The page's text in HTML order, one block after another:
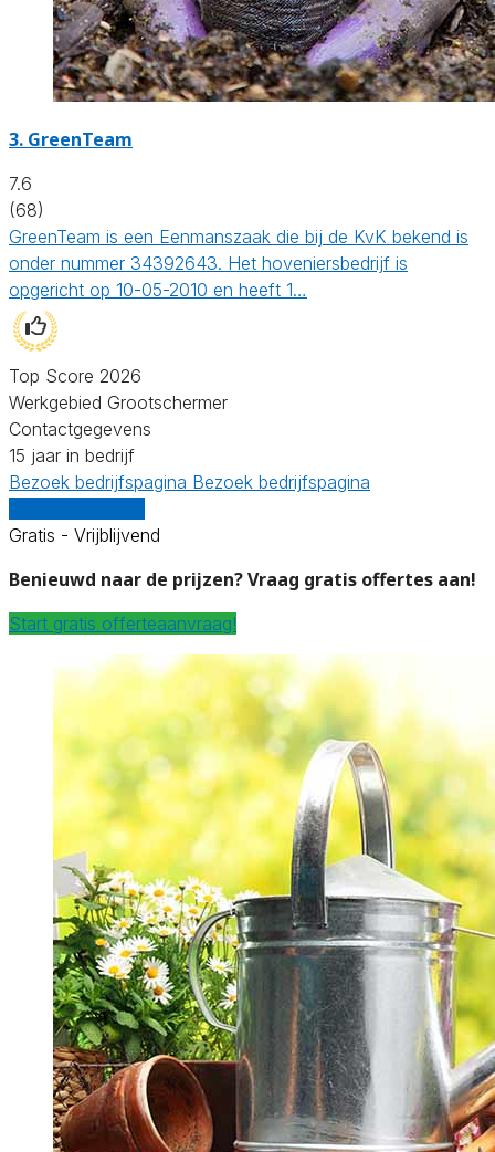
3. GreenTeam
7.6
(68)
GreenTeam is een Eenmanszaak die bij de KvK bekend is
onder nummer 34392643. Het hoveniersbedrijf is
opgericht op 10-05-2010 en heeft 1…
Top Score 2026
Werkgebied Grootschermer
Contactgegevens
15 jaar in bedrijf
Bezoek bedrijfspagina Bezoek bedrijfspagina
Gratis - Vrijblijvend
Benieuwd naar de prijzen? Vraag gratis offertes aan!
Start gratis offerteaanvraag!